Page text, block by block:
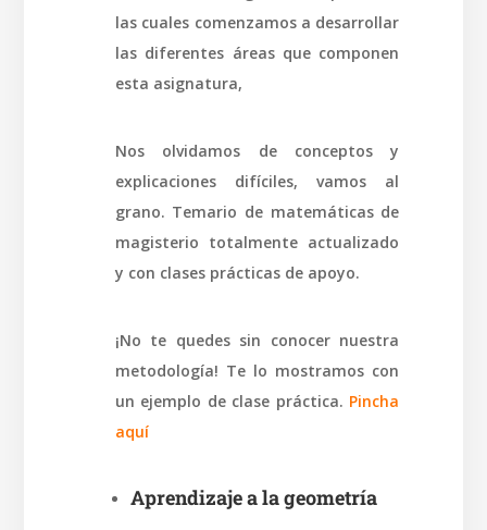
las cuales comenzamos a desarrollar
las diferentes áreas que componen
esta asignatura,
Nos olvidamos de conceptos y
explicaciones difíciles, vamos al
grano. Temario de matemáticas de
magisterio totalmente actualizado
y con clases prácticas de apoyo.
¡No te quedes sin conocer nuestra
metodología! Te lo mostramos con
un ejemplo de clase práctica. Pincha
aquí
Aprendizaje a la geometría